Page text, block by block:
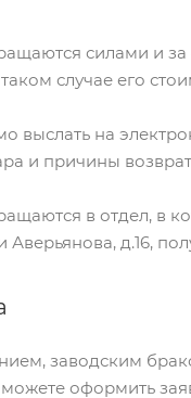
силами и
случае его
выслать на
и причины
в отдел, в
Аверьянова, д.16,
заводским
оформить